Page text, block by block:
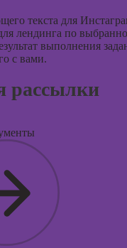
текста для
лендинга по
выполнения
с вами.
рассылки